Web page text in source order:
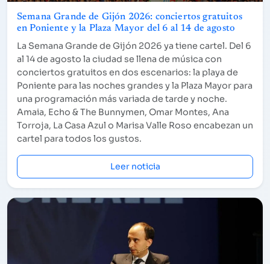
Semana Grande de Gijón 2026: conciertos gratuitos
en Poniente y la Plaza Mayor del 6 al 14 de agosto
La Semana Grande de Gijón 2026 ya tiene cartel. Del 6
al 14 de agosto la ciudad se llena de música con
conciertos gratuitos en dos escenarios: la playa de
Poniente para las noches grandes y la Plaza Mayor para
una programación más variada de tarde y noche.
Amaia, Echo & The Bunnymen, Omar Montes, Ana
Torroja, La Casa Azul o Marisa Valle Roso encabezan un
cartel para todos los gustos.
Leer noticia